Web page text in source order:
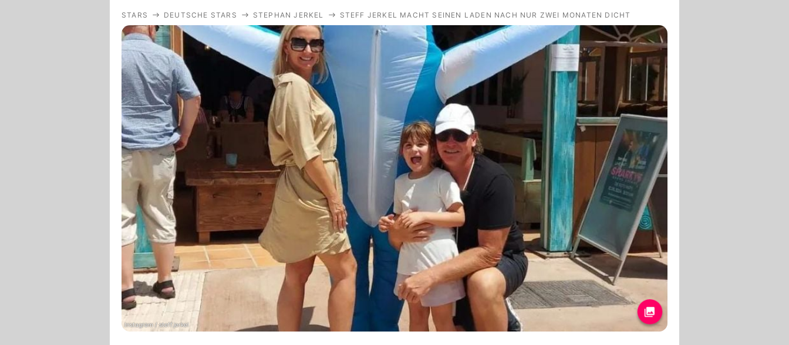
Royals
Stars
Filme & Serien
Lifestyle
Familie & Liebe
Promiflash Exklusiv
Alle Themen auf Promiflash
Jobs
App runterladen
Team
Redaktionelle Richtlinien
Impressum
Datenschutzerklärung
STARS DEUTSCHE STARS STEPHAN JERKEL STEFF JERKEL MACHT SEINEN LADEN NACH NUR ZWEI MONATEN DICHT
Instagram / steff.jerkel